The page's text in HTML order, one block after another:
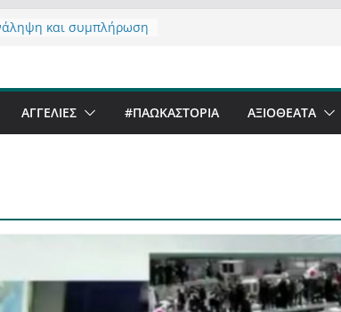
και συμπλήρωση
αντέξει ο
ΑΓΓΕΛΙΕΣ #ΠΑΩΚΑΣΤΟΡΙΑ ΑΞΙΟΘΈΑΤΑ